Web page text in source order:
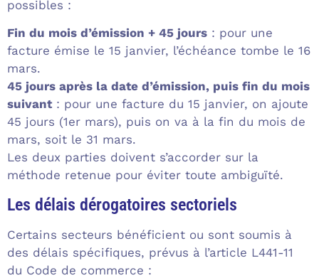
possibles :
Fin du mois d’émission + 45 jours : pour une
facture émise le 15 janvier, l’échéance tombe le 16
mars.
45 jours après la date d’émission, puis fin du mois
suivant : pour une facture du 15 janvier, on ajoute
45 jours (1er mars), puis on va à la fin du mois de
mars, soit le 31 mars.
Les deux parties doivent s’accorder sur la
méthode retenue pour éviter toute ambiguïté.
Les délais dérogatoires sectoriels
Certains secteurs bénéficient ou sont soumis à
des délais spécifiques, prévus à l’article L441-11
du Code de commerce :